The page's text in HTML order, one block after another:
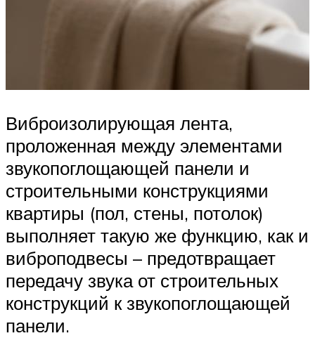
Виброизолирующая лента,
проложенная между элементами
звукопоглощающей панели и
строительными конструкциями
квартиры (пол, стены, потолок)
выполняет такую же функцию, как и
виброподвесы – предотвращает
передачу звука от строительных
конструкций к звукопоглощающей
панели.